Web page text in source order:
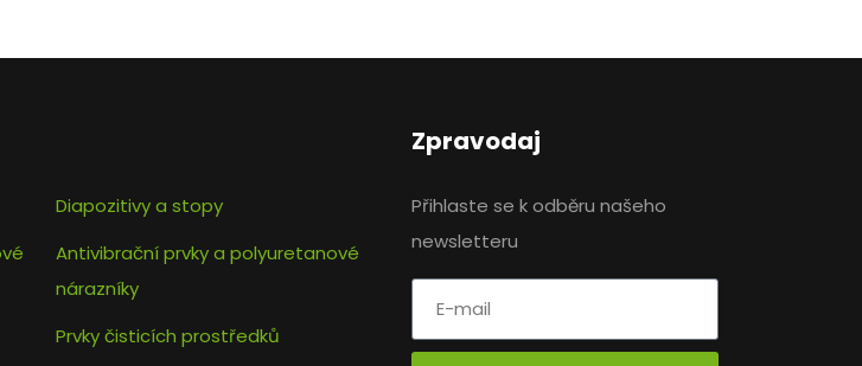
Diapozitivy a stopy
Antivibrační prvky a polyuretanové
nárazníky
Prvky čisticích prostředků
Zpravodaj
Přihlaste se k odběru našeho
newsletteru